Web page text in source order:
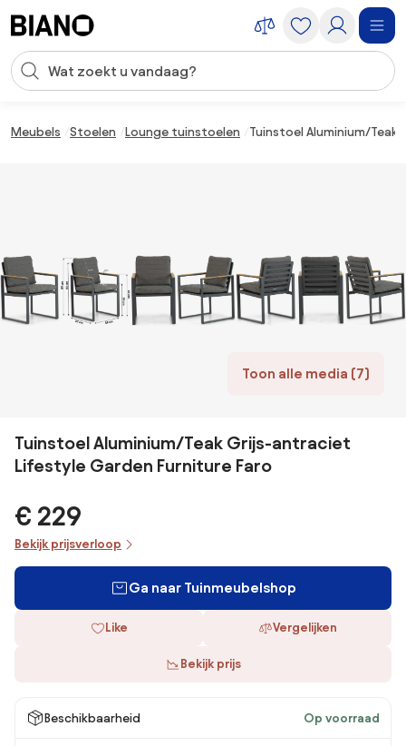
Zoekopdracht invoeren
Meubels Stoelen Lounge tuinstoelen Tuinstoel Aluminium/
Toon alle media (7)
Tuinstoel Aluminium/Teak Grijs-antraciet
Lifestyle Garden Furniture Faro
€ 229
Bekijk prijsverloop
Ga naar Tuinmeubelshop
Like Vergelijken
Bekijk prijs
Beschikbaarheid Op voorraad